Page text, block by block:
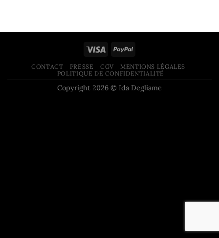
CONTACT PRESSE CGV
MENTIONS LÉGALES
POLITIQUE DE CONFIDENTIALITÉ
Copyright 2026 © Ida Degliame